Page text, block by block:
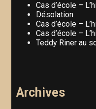
Cas d’école –
Désolation
Cas d’école –
Cas d’école –
Teddy Riner au
Archives